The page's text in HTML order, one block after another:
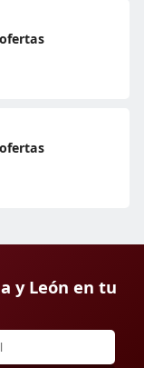
y León en tu